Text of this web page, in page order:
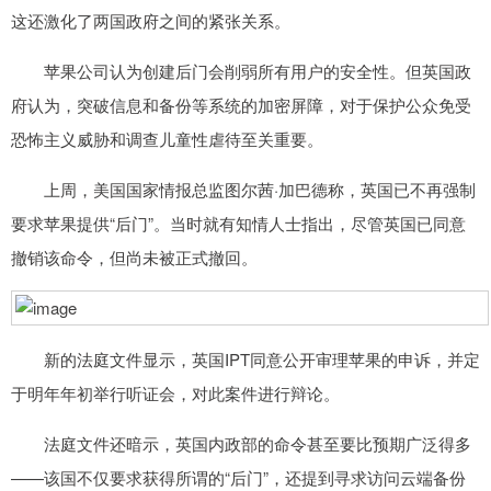
这还激化了两国政府之间的紧张关系。
苹果公司认为创建后门会削弱所有用户的安全性。但英国政
府认为，突破信息和备份等系统的加密屏障，对于保护公众免受
恐怖主义威胁和调查儿童性虐待至关重要。
上周，美国国家情报总监图尔茜·加巴德称，英国已不再强制
要求苹果提供“后门”。当时就有知情人士指出，尽管英国已同意
撤销该命令，但尚未被正式撤回。
新的法庭文件显示，英国IPT同意公开审理苹果的申诉，并定
于明年年初举行听证会，对此案件进行辩论。
法庭文件还暗示，英国内政部的命令甚至要比预期广泛得多
——该国不仅要求获得所谓的“后门”，还提到寻求访问云端备份